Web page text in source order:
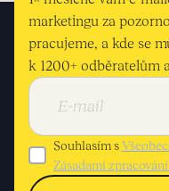
marketingu za
pracujeme, a kde se
k 1200+ odběratelům
Souhlasím s
Zásadami